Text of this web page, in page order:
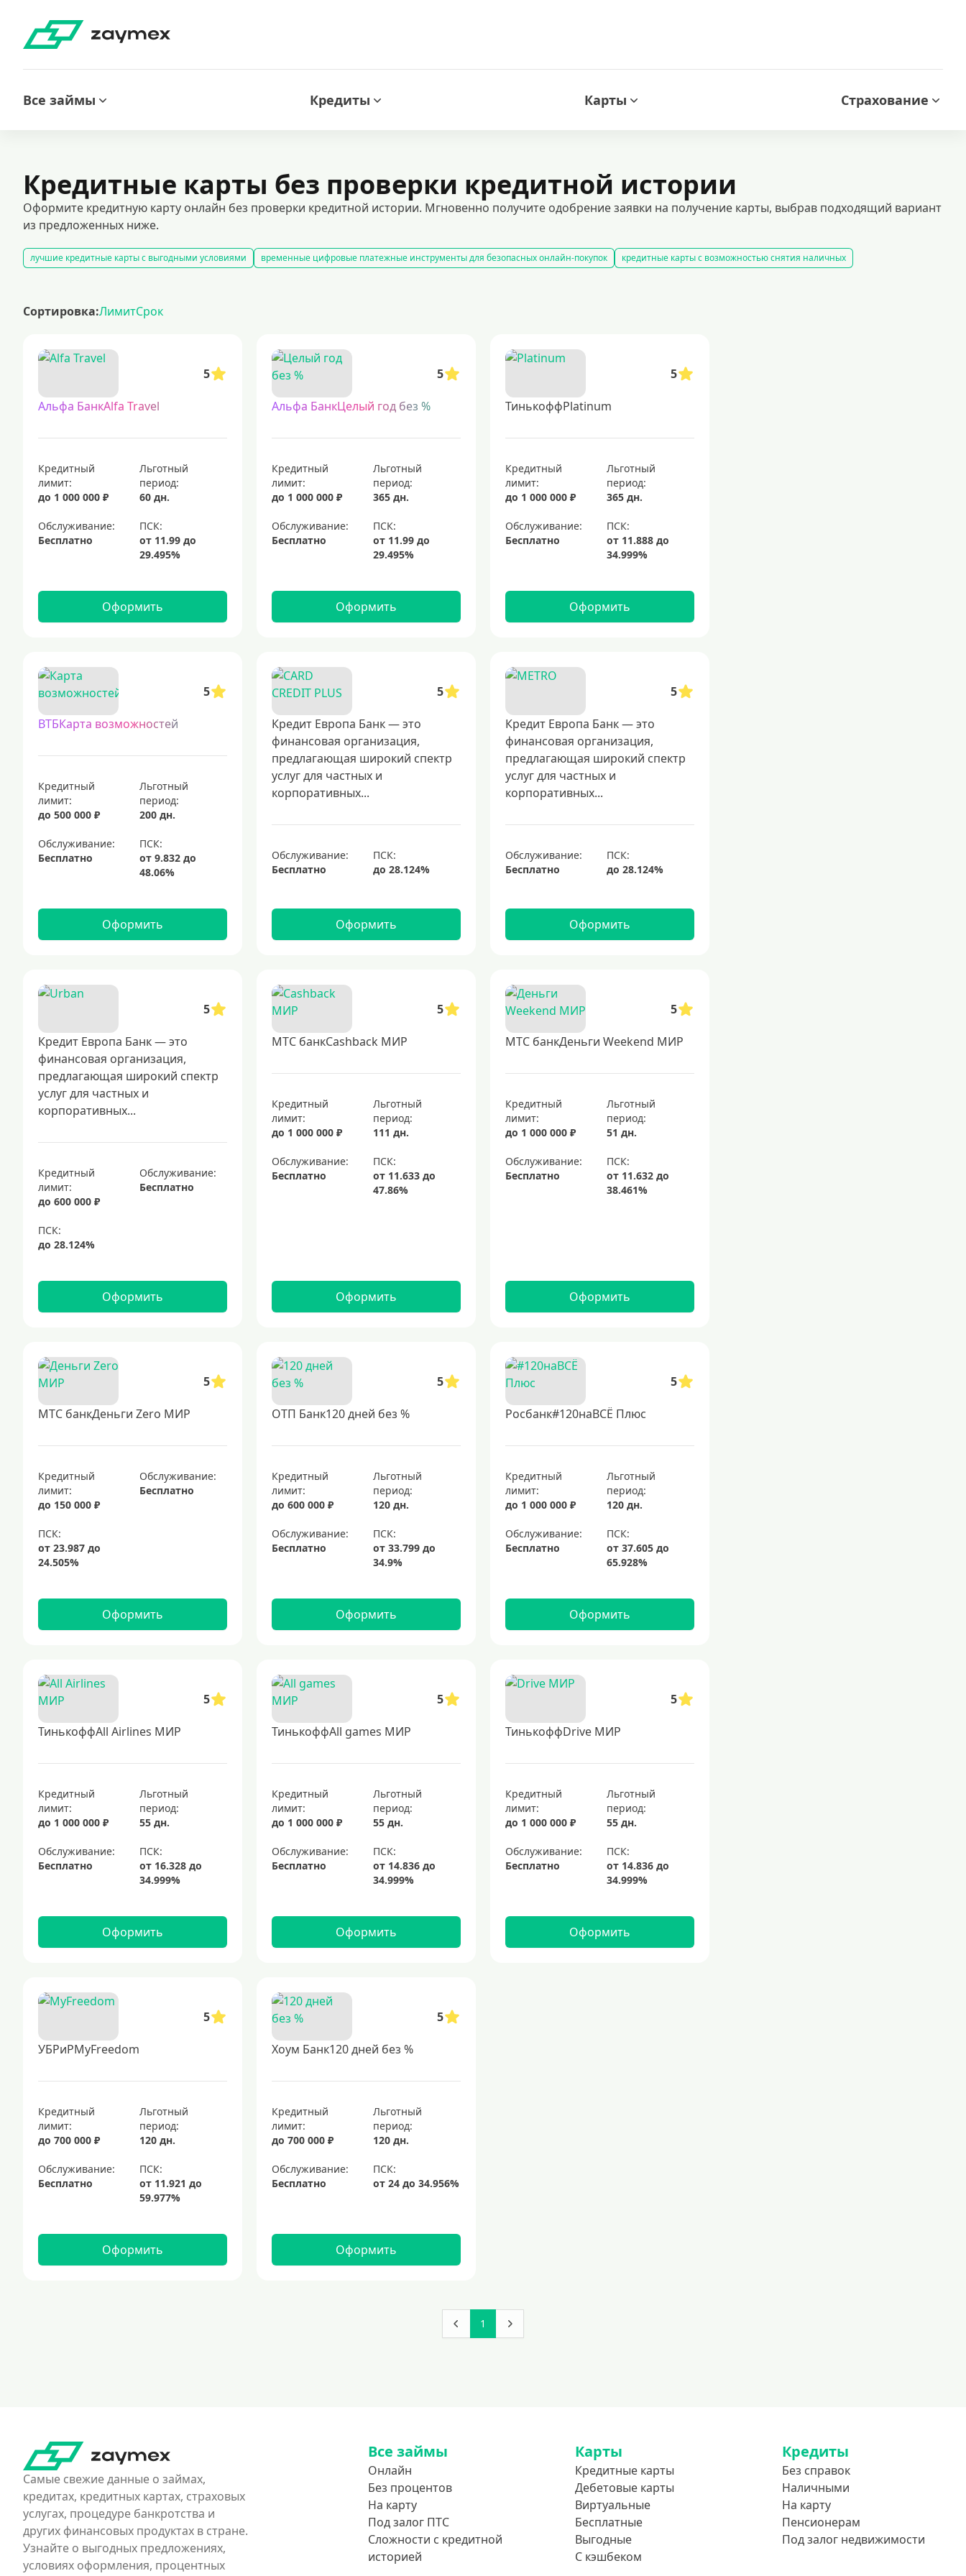
Все займы Кредиты Карты Страхование
Кредитные карты без проверки кредитной истории
Оформите кредитную карту онлайн без проверки кредитной истории. Мгновенно получите одобрение заявки на получение карты, выбрав подходящий вариант
из предложенных ниже.
лучшие кредитные карты с выгодными условиями временные цифровые платежные инструменты для безопасных онлайн-покупок
кредитные карты с возможностью снятия наличных
кредитные карты с простыми условиями оформления и минимальными требованиями.
кредитные карты с льготным периодом 120 дней без начисления процентов
кредитные карты с возвратом денег
топовые кредитные карты с выгодными условиями и бонусами.
кредитные карты: выгодные предложения для каждого
пластиковые карты visa для кредитных операций пластиковые карты для совершения покупок
платиновые кредитные карты
мгновенные кредитные карты
Сортировка:ЛимитСрок
5
Альфа БанкAlfa Travel
Кредитный
лимит:
до 1 000 000 ₽
Льготный
период:
60 дн.
Обслуживание:
Бесплатно
Оформить
5
Альфа БанкЦелый год без %
Кредитный
лимит:
до 1 000 000 ₽
Льготный
период:
365 дн.
Обслуживание:
Бесплатно
Оформить
5
ТинькоффPlatinum
Кредитный
лимит:
до 1 000 000 ₽
Льготный
период:
365 дн.
Обслуживание:
Бесплатно
Оформить
5
ВТБКарта возможностей
Кредитный
лимит:
до 500 000 ₽
Льготный
период:
200 дн.
Обслуживание:
Бесплатно
Оформить
5
Кредит Европа Банк — это
финансовая организация,
предлагающая широкий спектр
услуг для частных и
корпоративных...
Обслуживание:
Бесплатно
Оформить
5
Кредит Европа Банк — это
финансовая организация,
предлагающая широкий спектр
услуг для частных и
корпоративных...
Обслуживание:
Бесплатно
Оформить
5
Кредит Европа Банк — это
финансовая организация,
предлагающая широкий спектр
услуг для частных и
корпоративных...
Кредитный
лимит:
до 600 000 ₽
Обслуживание:
Бесплатно
Оформить
5
МТС банкCashback МИР
Кредитный
лимит:
до 1 000 000 ₽
Льготный
период:
111 дн.
Обслуживание:
Бесплатно
Оформить
5
МТС банкДеньги Weekend МИР
Кредитный
лимит:
до 1 000 000 ₽
Льготный
период:
51 дн.
Обслуживание:
Бесплатно
Оформить
5
МТС банкДеньги Zero МИР
Кредитный
лимит:
до 150 000 ₽
Обслуживание:
Бесплатно
Оформить
5
ОТП Банк120 дней без %
Кредитный
лимит:
до 600 000 ₽
Льготный
период:
120 дн.
Обслуживание:
Бесплатно
Оформить
5
Росбанк#120наВСЁ Плюс
Кредитный
лимит:
до 1 000 000 ₽
Льготный
период:
120 дн.
Обслуживание:
Бесплатно
Оформить
5
ТинькоффAll Airlines МИР
Кредитный
лимит:
до 1 000 000 ₽
Льготный
период:
55 дн.
Обслуживание:
Бесплатно
Оформить
5
ТинькоффAll games МИР
Кредитный
лимит:
до 1 000 000 ₽
Льготный
период:
55 дн.
Обслуживание:
Бесплатно
Оформить
5
ТинькоффDrive МИР
Кредитный
лимит:
до 1 000 000 ₽
Льготный
период:
55 дн.
Обслуживание:
Бесплатно
Оформить
5
УБРиРMyFreedom
Кредитный
лимит:
до 700 000 ₽
Льготный
период:
120 дн.
Обслуживание:
Бесплатно
Оформить
5
Хоум Банк120 дней без %
Кредитный
лимит:
до 700 000 ₽
Льготный
период:
120 дн.
Обслуживание:
Бесплатно
Оформить
1
Самые свежие данные о займах,
кредитах, кредитных картах, страховых
услугах, процедуре банкротства и
других финансовых продуктах в стране.
Узнайте о выгодных предложениях,
условиях оформления, процентных
Все займы
Онлайн
Без процентов
На карту
Под залог ПТС
Сложности с кредитной
историей
Карты
Кредитные карты
Дебетовые карты
Виртуальные
Бесплатные
Выгодные
С кэшбеком
Кредиты
Без справок
Наличными
На карту
Пенсионерам
Под залог недвижимости